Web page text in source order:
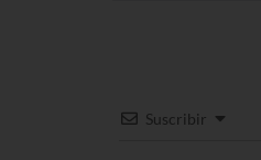
Suscribir